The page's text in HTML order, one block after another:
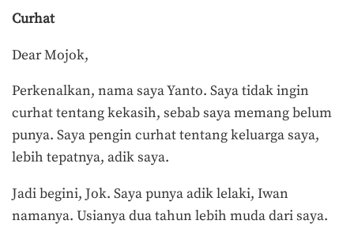
Curhat
Dear Mojok,
Perkenalkan, nama saya Yanto. Saya tidak ingin
curhat tentang kekasih, sebab saya memang belum
punya. Saya pengin curhat tentang keluarga saya,
lebih tepatnya, adik saya.
Jadi begini, Jok. Saya punya adik lelaki, Iwan
namanya. Usianya dua tahun lebih muda dari saya.